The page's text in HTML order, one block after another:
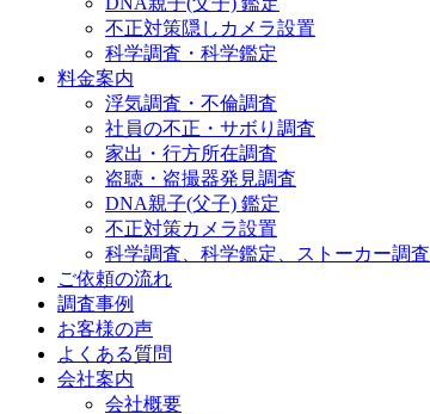
不正対策隠しカメラ設置
科学調査・科学鑑定
料金案内
浮気調査・不倫調査
社員の不正・サボり調査
家出・行方所在調査
盗聴・盗撮器発見調査
DNA親子(父子) 鑑定
不正対策カメラ設置
科学調査、科学鑑定、ストーカー調査
ご依頼の流れ
調査事例
お客様の声
よくある質問
会社案内
会社概要